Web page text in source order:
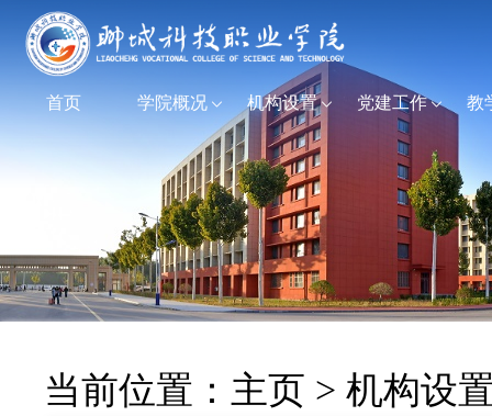
首页 学院概况 机构设置 党建工作 教
当前位置： 主页 > 机构设